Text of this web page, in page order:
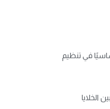
في تنظيم
الخلايا